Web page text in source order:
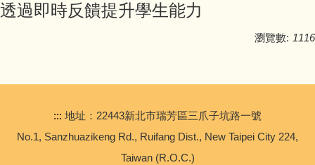
會計室
透過即時反饋提升學生能力
瀏覽數: 1116
::: 地址：22443新北市瑞芳區三爪子坑路一號
No.1, Sanzhuazikeng Rd., Ruifang Dist., New Taipei City 224,
Taiwan (R.O.C.)